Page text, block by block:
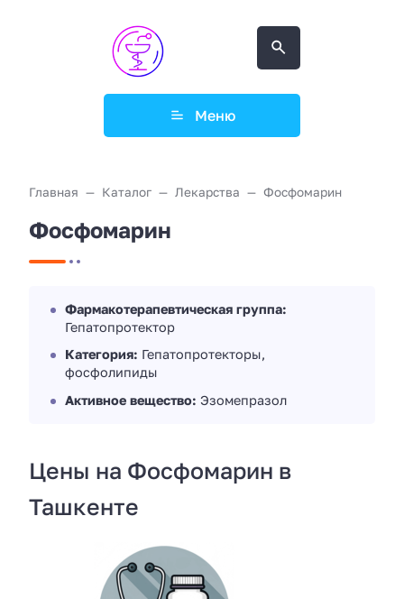
Меню
Главная Каталог Лекарства Фосфомарин
Фосфомарин
Фармакотерапевтическая группа:
Гепатопротектор
Категория: Гепатопротекторы,
фосфолипиды
Активное вещество: Эзомепразол
Цены на Фосфомарин в
Ташкенте